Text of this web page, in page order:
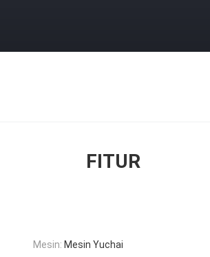
FITUR
Mesin: Mesin Yuchai